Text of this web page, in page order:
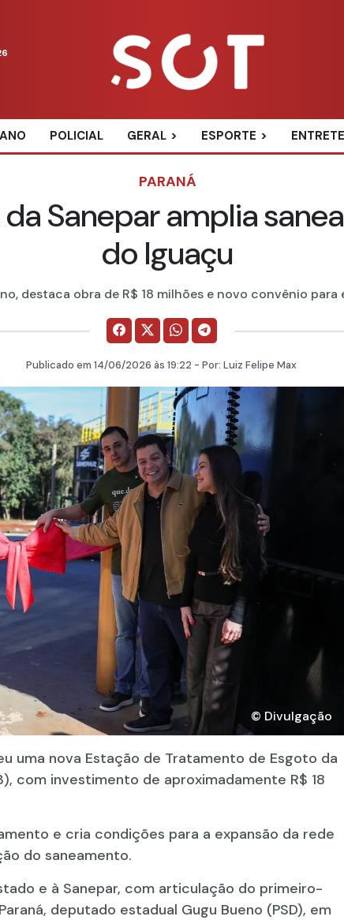
POLICIAL GERAL ESPORTE
PARANÁ
Sanepar amplia
do Iguaçu
destaca obra de R$ 18 milhões e novo convênio para
Publicado em 14/06/2026 às 19:22 - Por: Luiz Felipe Max
© Divulgação
uma nova Estação de Tratamento de Esgoto da
com investimento de aproximadamente R$ 18
e cria condições para a expansão da rede
do saneamento.
e à Sanepar, com articulação do primeiro-
deputado estadual Gugu Bueno (PSD), em